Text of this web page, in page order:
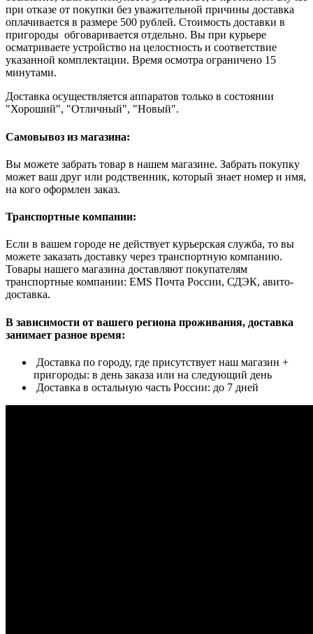
при отказе от покупки без уважительной причины доставка
оплачивается в размере 500 рублей. Стоимость доставки в
пригороды обговаривается отдельно. Вы при курьере
осматриваете устройство на целостность и соответствие
указанной комплектации. Время осмотра ограничено 15
минутами.
Доставка осуществляется аппаратов только в состоянии
"Хороший", "Отличный", "Новый".
Самовывоз из магазина:
Вы можете забрать товар в нашем магазине. Забрать покупку
может ваш друг или родственник, который знает номер и имя,
на кого оформлен заказ.
Транспортные компании:
Если в вашем городе не действует курьерская служба, то вы
можете заказать доставку через транспортную компанию.
Товары нашего магазина доставляют покупателям
транспортные компании: EMS Почта России, СДЭК, авито-
доставка.
В зависимости от вашего региона проживания, доставка
занимает разное время:
Доставка по городу, где присутствует наш магазин +
пригороды: в день заказа или на следующий день
Доставка в остальную часть России: до 7 дней